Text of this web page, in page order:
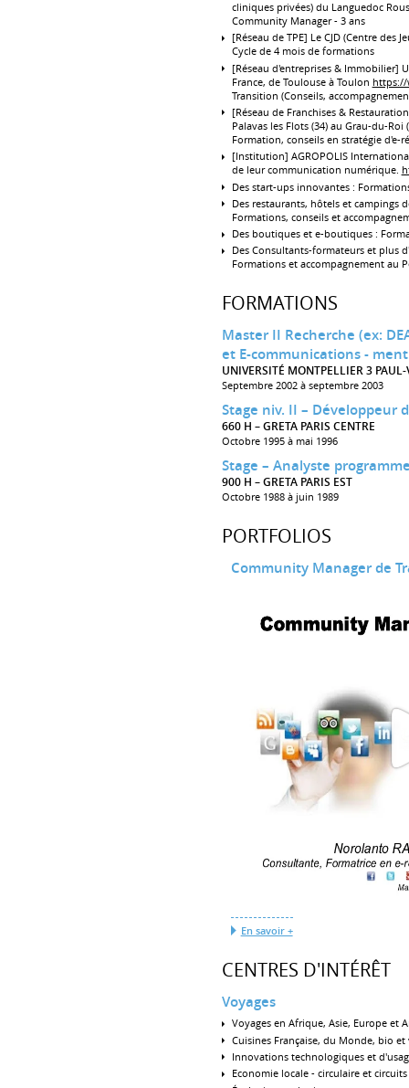
cliniques privées) du Languedoc
Community Manager - 3 ans
[Réseau de TPE] Le CJD (Centre des
Cycle de 4 mois de formations
[Réseau d'entreprises & Immobilier]
France, de Toulouse à Toulon
Transition (Conseils,
[Réseau de Franchises &
Palavas les Flots (34) au Grau-du-
Formation, conseils en stratégie
[Institution] AGROPOLIS
de leur communication numérique.
Des start-ups innovantes :
Des restaurants, hôtels et campings
Formations, conseils et
Des boutiques et e-boutiques :
Des Consultants-formateurs et plus
Formations et accompagnement au
FORMATIONS
Master II Recherche (ex:
et E-communications -
UNIVERSITÉ MONTPELLIER 3 PAUL-
Septembre 2002 à septembre 2003
Stage niv. II – Développeur
660 H – GRETA PARIS CENTRE
Octobre 1995 à mai 1996
Stage – Analyste
900 H – GRETA PARIS EST
Octobre 1988 à juin 1989
PORTFOLIOS
Community Manager de
En savoir +
CENTRES D'INTÉRÊT
Voyages
Voyages en Afrique, Asie, Europe et
Cuisines Française, du Monde, bio et
Innovations technologiques et
Economie locale - circulaire et